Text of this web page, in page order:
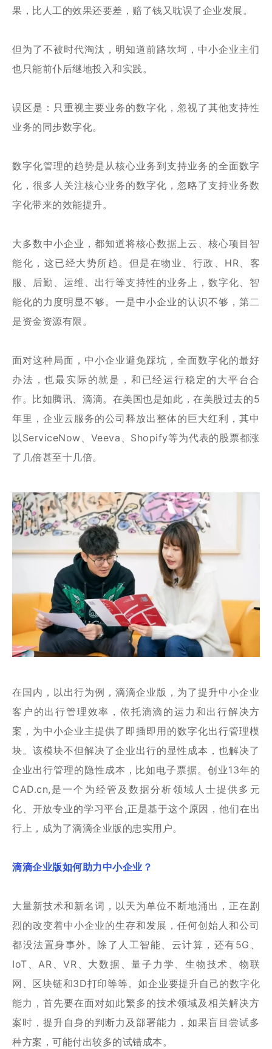
果，比人工的效果还要差，赔了钱又耽误了企业发展。
但为了不被时代淘汰，明知道前路坎坷，中小企业主们
也只能前仆后继地投入和实践。
误区是：只重视主要业务的数字化，忽视了其他支持性
业务的同步数字化。
数字化管理的趋势是从核心业务到支持业务的全面数字
化，很多人关注核心业务的数字化，忽略了支持业务数
字化带来的效能提升。
大多数中小企业，都知道将核心数据上云、核心项目智
能化，这已经大势所趋。但是在物业、行政、HR、客
服、后勤、运维、出行等支持性的业务上，数字化、智
能化的力度明显不够。一是中小企业的认识不够，第二
是资金资源有限。
面对这种局面，中小企业避免踩坑，全面数字化的最好
办法，也最实际的就是，和已经运行稳定的大平台合
作。比如腾讯、滴滴。在美国也是如此，在美股过去的5
年里，企业云服务的公司释放出整体的巨大红利，其中
以ServiceNow、Veeva、Shopify等为代表的股票都涨
了几倍甚至十几倍。
在国内，以出行为例，滴滴企业版，为了提升中小企业
客户的出行管理效率，依托滴滴的运力和出行解决方
案，为中小企业主提供了即插即用的数字化出行管理模
块。该模块不但解决了企业出行的显性成本，也解决了
企业出行管理的隐性成本，比如电子票据。创业13年的
CAD.cn,是一个为经管及数据分析领域人士提供多元
化、开放专业的学习平台,正是基于这个原因，他们在出
行上，成为了滴滴企业版的忠实用户。
滴滴企业版如何助力中小企业？
大量新技术和新名词，以天为单位不断地涌出，正在剧
烈的改变着中小企业的生存和发展，任何创始人和公司
都没法置身事外。除了人工智能、云计算，还有5G、
IoT、AR、VR、大数据、量子力学、生物技术、物联
网、区块链和3D打印等等。如企业要提升自己的数字化
能力，首先要在面对如此繁多的技术领域及相关解决方
案时，提升自身的判断力及部署能力，如果盲目尝试多
种方案，可能付出较多的试错成本。